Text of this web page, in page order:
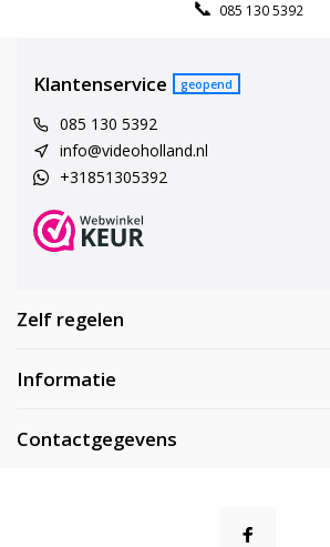
085 130 5392
Klantenservice geopend
085 130 5392
info@videoholland.nl
+31851305392
Zelf regelen
Informatie
Contactgegevens